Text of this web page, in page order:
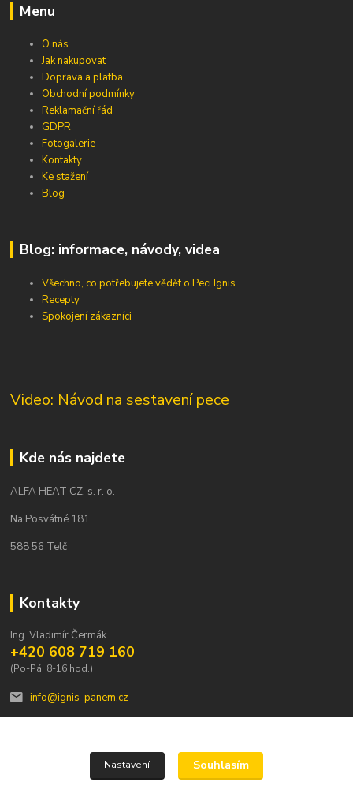
Menu
O nás
Jak nakupovat
Doprava a platba
Obchodní podmínky
Reklamační řád
GDPR
Fotogalerie
Kontakty
Ke stažení
Blog
Blog: informace, návody, videa
Všechno, co potřebujete vědět o Peci Ignis
Recepty
Spokojení zákazníci
Video: Návod na sestavení pece
Kde nás najdete
ALFA HEAT CZ, s. r. o.
Na Posvátné 181
588 56 Telč
Kontakty
Ing. Vladimír Čermák
+420 608 719 160
(Po-Pá, 8-16 hod.)
info@ignis-panem.cz
Nastavení Souhlasím